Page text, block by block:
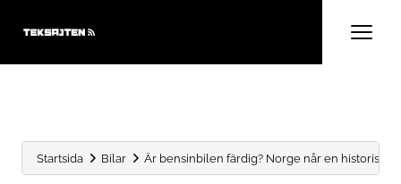
Startsida Bilar Är bensinbilen färdig? Norge når en historisk